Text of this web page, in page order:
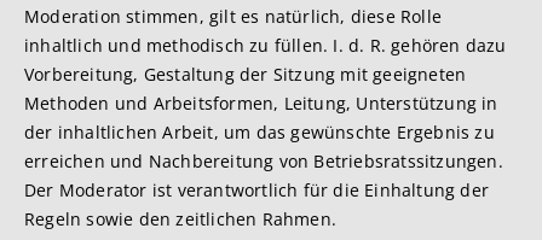
Moderation stimmen, gilt es natürlich, diese Rolle
inhaltlich und methodisch zu füllen. I. d. R. gehören dazu
Vorbereitung, Gestaltung der Sitzung mit geeigneten
Methoden und Arbeitsformen, Leitung, Unterstützung in
der inhaltlichen Arbeit, um das gewünschte Ergebnis zu
erreichen und Nachbereitung von Betriebsratssitzungen.
Der Moderator ist verantwortlich für die Einhaltung der
Regeln sowie den zeitlichen Rahmen.